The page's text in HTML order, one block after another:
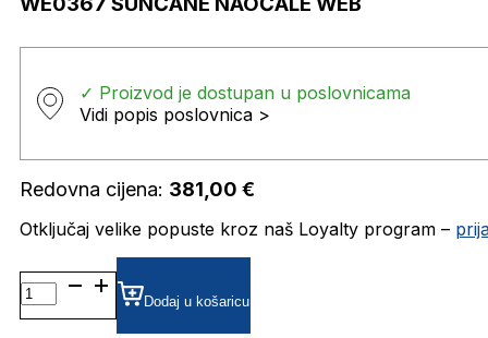
✓ Proizvod je dostupan u poslovnicama
Vidi popis poslovnica >
Redovna cijena: 381,00 €
Otključaj velike popuste kroz naš Loyalty program –
WE0367 SUNČANE
NAOČALE
WEB
Dodaj u košaricu